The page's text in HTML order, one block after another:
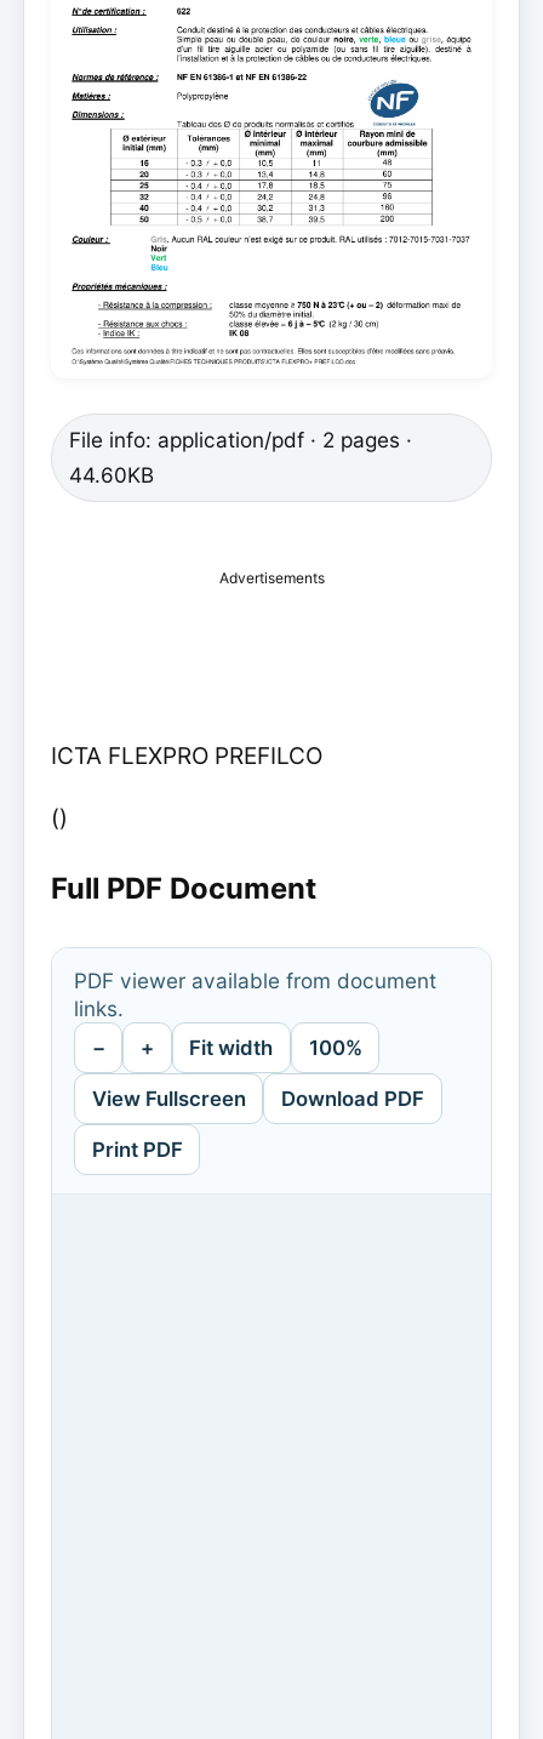
File info: application/pdf · 2 pages ·
44.60KB
Advertisements
ICTA FLEXPRO PREFILCO
()
Full PDF Document
PDF viewer available from document
links.
− + Fit width 100%
View Fullscreen Download PDF
Print PDF